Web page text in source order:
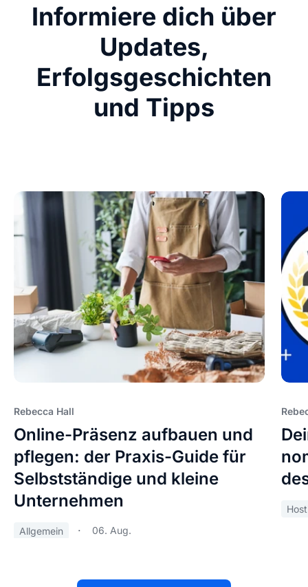
Informiere dich über
Updates,
Erfolgsgeschichten
und Tipps
Rebecca Hall
Online-Präsenz aufbauen und
pflegen: der Praxis-Guide für
Selbstständige und kleine
Unternehmen
Allgemein 06. Aug.